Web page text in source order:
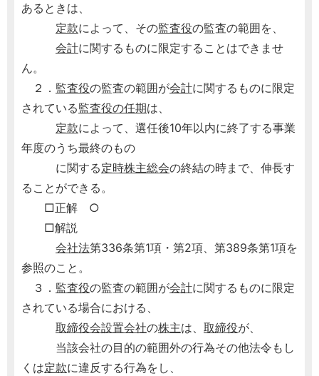
あるときは、
定款によって、その監査役の監査の範囲を、
会計に関するものに限定することはできませ
ん。
２． 監査役の監査の範囲が会計に関するものに限定
されている監査役の任期は、
定款によって、選任後10年以内に終了する事業
年度のうち最終のもの
に関する定時株主総会の終結の時まで、伸長す
ることができる。
□正解 ○
□解説
会社法第336条第1項・第2項、第389条第1項を
参照のこと。
３． 監査役の監査の範囲が会計に関するものに限定
されている場合における、
取締役会設置会社の株主は、 取締役が、
当該会社の目的の範囲外の行為その他法令もし
くは定款に違反する行為をし、